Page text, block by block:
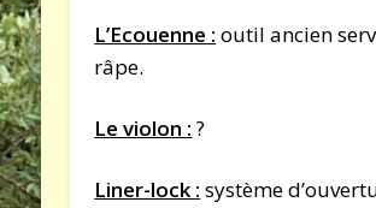
L’Ecouenne : outil ancien
râpe.
Le violon : ?
Liner-lock : système